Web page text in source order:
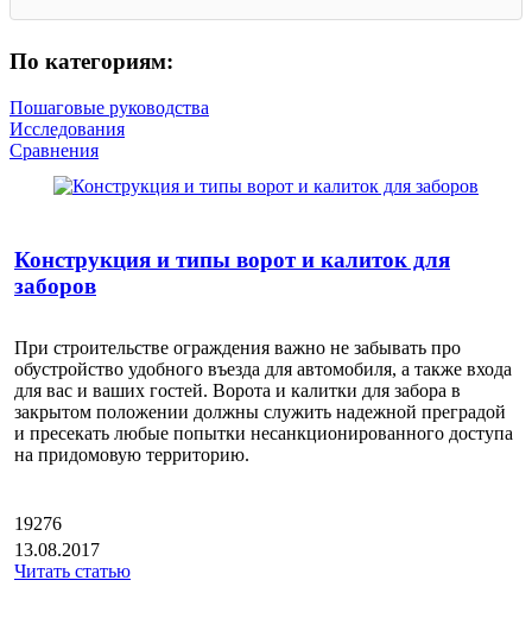
По категориям:
Пошаговые руководства
Исследования
Сравнения
Конструкция и типы ворот и калиток для
заборов
При строительстве ограждения важно не забывать про
обустройство удобного въезда для автомобиля, а также входа
для вас и ваших гостей. Ворота и калитки для забора в
закрытом положении должны служить надежной преградой
и пресекать любые попытки несанкционированного доступа
на придомовую территорию.
19276
13.08.2017
Читать статью